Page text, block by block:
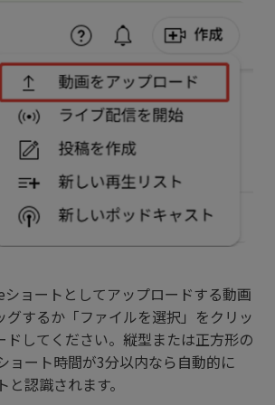
ョートとしてアップロードする動画
グするか「ファイルを選択」をクリッ
ドしてください。縦型または正方形の
ョート時間が3分以内なら自動的に
認識されます。